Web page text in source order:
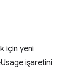
için yeni
işaretini